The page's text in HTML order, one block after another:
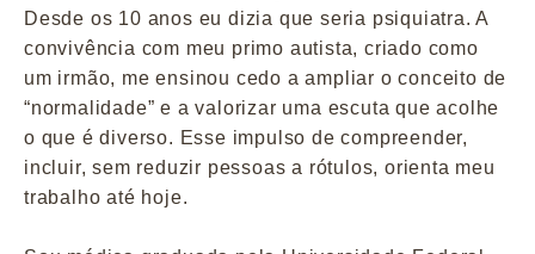
Desde os 10 anos eu dizia que seria psiquiatra. A
convivência com meu primo autista, criado como
um irmão, me ensinou cedo a ampliar o conceito de
“normalidade” e a valorizar uma escuta que acolhe
o que é diverso. Esse impulso de compreender,
incluir, sem reduzir pessoas a rótulos, orienta meu
trabalho até hoje.